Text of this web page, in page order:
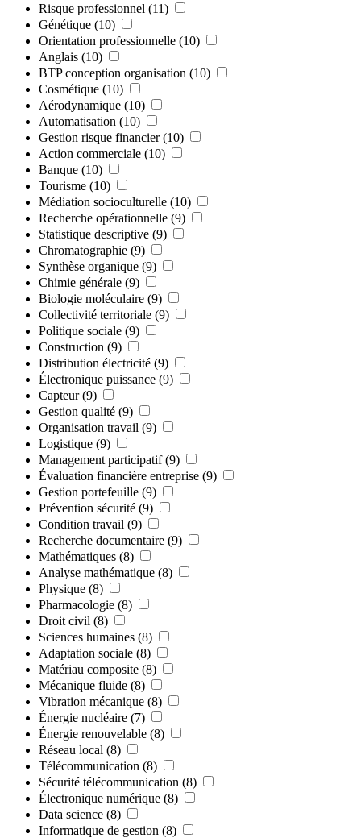
Risque professionnel (11)
Génétique (10)
Orientation professionnelle (10)
Anglais (10)
BTP conception organisation (10)
Cosmétique (10)
Aérodynamique (10)
Automatisation (10)
Gestion risque financier (10)
Action commerciale (10)
Banque (10)
Tourisme (10)
Médiation socioculturelle (10)
Recherche opérationnelle (9)
Statistique descriptive (9)
Chromatographie (9)
Synthèse organique (9)
Chimie générale (9)
Biologie moléculaire (9)
Collectivité territoriale (9)
Politique sociale (9)
Construction (9)
Distribution électricité (9)
Électronique puissance (9)
Capteur (9)
Gestion qualité (9)
Organisation travail (9)
Logistique (9)
Management participatif (9)
Évaluation financière entreprise (9)
Gestion portefeuille (9)
Prévention sécurité (9)
Condition travail (9)
Recherche documentaire (9)
Mathématiques (8)
Analyse mathématique (8)
Physique (8)
Pharmacologie (8)
Droit civil (8)
Sciences humaines (8)
Adaptation sociale (8)
Matériau composite (8)
Mécanique fluide (8)
Vibration mécanique (8)
Énergie nucléaire (7)
Énergie renouvelable (8)
Réseau local (8)
Télécommunication (8)
Sécurité télécommunication (8)
Électronique numérique (8)
Data science (8)
Informatique de gestion (8)